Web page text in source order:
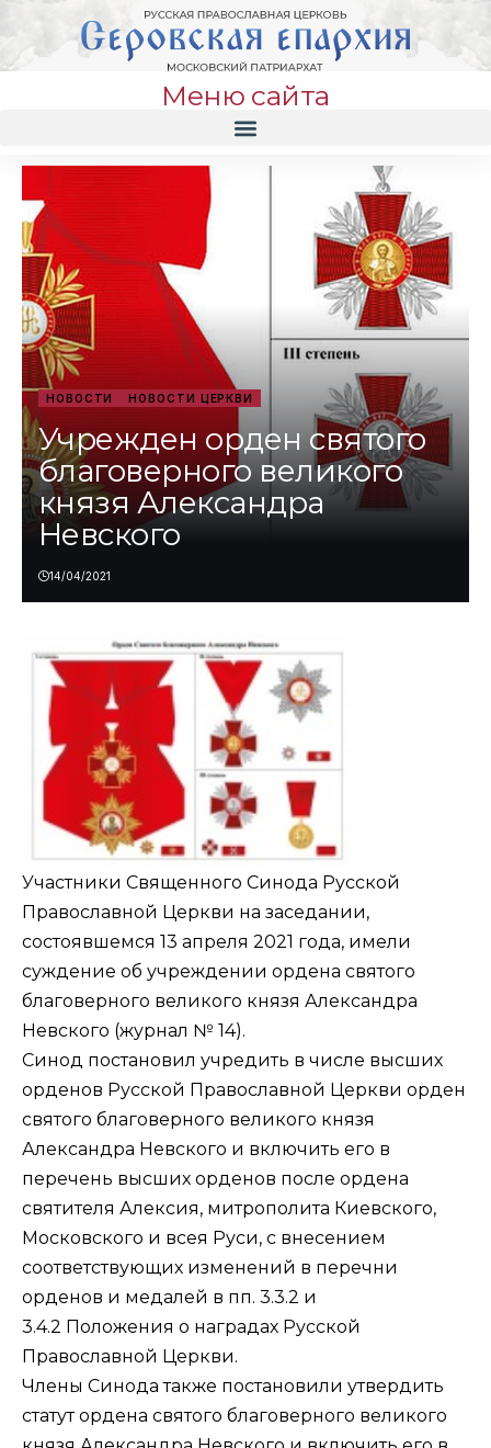
Меню сайта
НОВОСТИ НОВОСТИ ЦЕРКВИ
Учрежден орден святого
благоверного великого
князя Александра
Невского
14/04/2021
Участники Священного Синода Русской
Православной Церкви на заседании,
состоявшемся 13 апреля 2021 года, имели
суждение об учреждении ордена святого
благоверного великого князя Александра
Невского (журнал № 14).
Синод постановил учредить в числе высших
орденов Русской Православной Церкви орден
святого благоверного великого князя
Александра Невского и включить его в
перечень высших орденов после ордена
святителя Алексия, митрополита Киевского,
Московского и всея Руси, с внесением
соответствующих изменений в перечни
орденов и медалей в пп. 3.3.2 и
3.4.2 Положения о наградах Русской
Православной Церкви.
Члены Синода также постановили утвердить
статут ордена святого благоверного великого